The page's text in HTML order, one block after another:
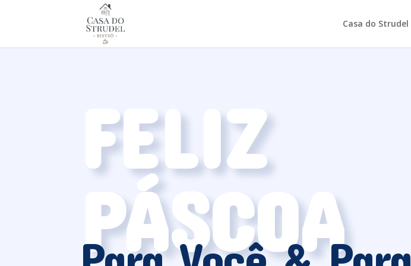
Casa do Strudel
FELIZ
PÁSCOA